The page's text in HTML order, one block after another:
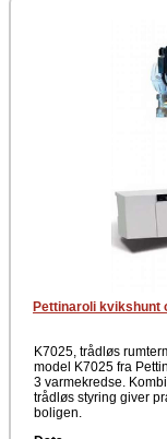
Pettinaroli kvikshunt
K7025, trådløs
model K7025 fra
3 varmekredse.
trådløs styring giver
boligen.